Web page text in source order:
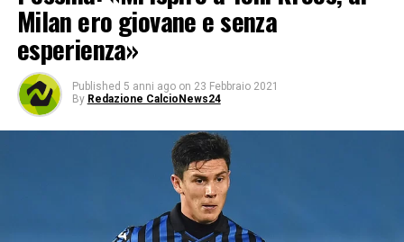
Milan ero giovane e senza
esperienza»
Published 5 anni ago on 23 Febbraio 2021
By Redazione CalcioNews24